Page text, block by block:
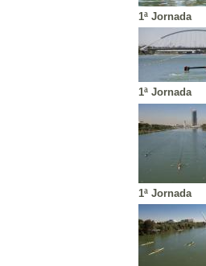
1ª Jornada
1ª Jornada
1ª Jornada